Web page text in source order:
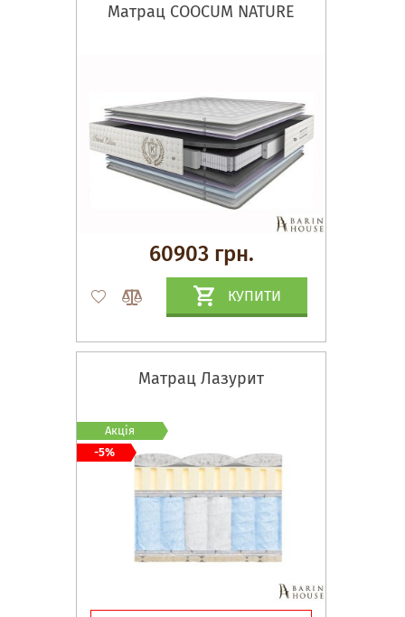
Матрац COOCUM NATURE
60903 грн.
КУПИТИ
Матрац Лазурит
Акція
-5%